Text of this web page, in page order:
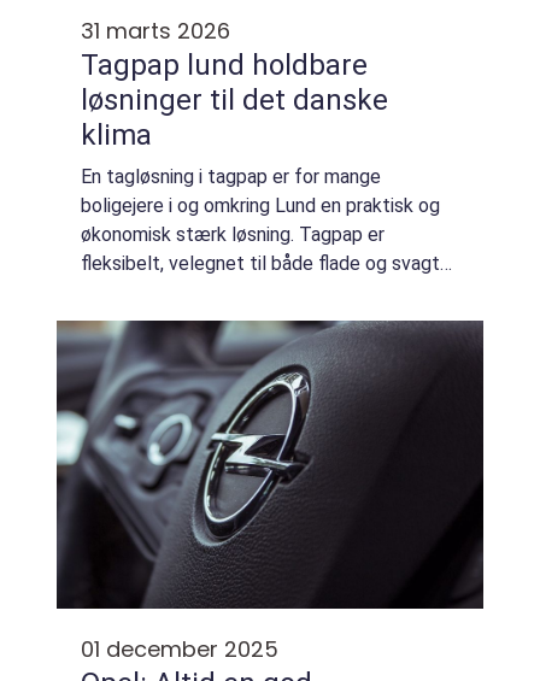
31 marts 2026
Tagpap lund holdbare
løsninger til det danske
klima
En tagløsning i tagpap er for mange
boligejere i og omkring Lund en praktisk og
økonomisk stærk løsning. Tagpap er
fleksibelt, velegnet til både flade og svagt
store indgreb i den eksisterende
konstruktion. Når v...
01 december 2025